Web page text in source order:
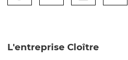
L'entreprise Cloître